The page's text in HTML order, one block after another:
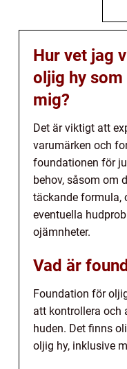
Hur vet jag
oljig hy
mig?
Det är viktigt att
varumärken och
foundationen för
behov, såsom om
täckande formula,
eventuella
ojämnheter.
Vad är
Foundation för
att kontrollera och
huden. Det finns
oljig hy, inklusive